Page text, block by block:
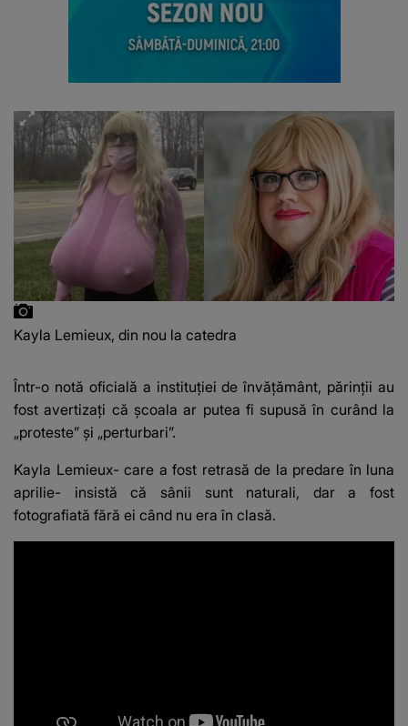
Kayla Lemieux, din nou la catedra
Într-o notă oficială a instituției de învățământ, părinții au
fost avertizați că școala ar putea fi supusă în curând la
„proteste” și „perturbari”.
Kayla Lemieux- care a fost retrasă de la predare în luna
aprilie- insistă că sânii sunt naturali, dar a fost
fotografiată fără ei când nu era în clasă.